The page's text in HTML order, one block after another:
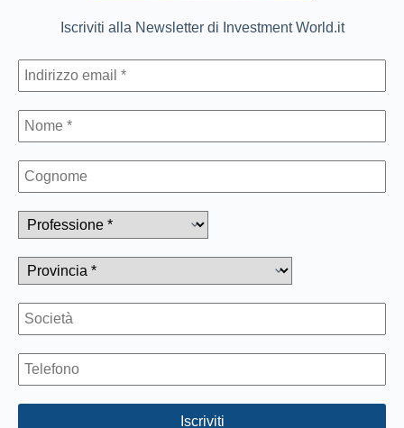
Iscriviti alla Newsletter di Investment World.it